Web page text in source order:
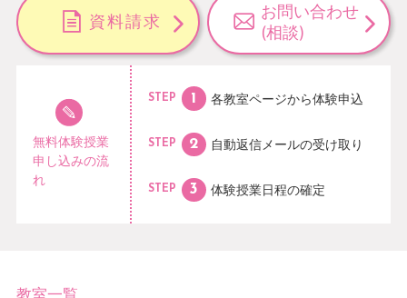
資料請求
お問い合わせ
(相談)
無料体験授業
申し込みの流
れ
STEP 各教室ページから体験申込
STEP 自動返信メールの受け取り
STEP 体験授業日程の確定
教室一覧